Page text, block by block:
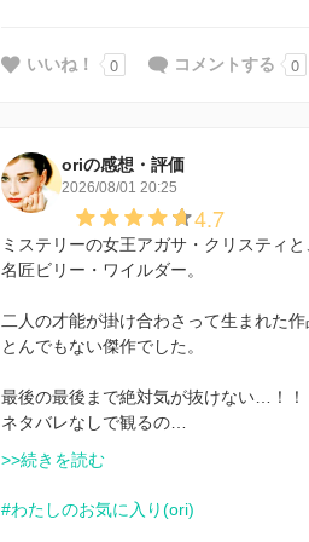
いいね！ 0 コメントする 0
oriの感想・評価
2026/08/01 20:25
4.7
ミステリーの女王アガサ・クリスティと
名匠ビリー・ワイルダー。
二人の才能が掛け合わさって生まれた作
とんでもない傑作でした。
最後の最後まで絶対気が抜けない…！！
ネタバレなしで観るの…
>>続きを読む
#わたしのお気に入り(ori)